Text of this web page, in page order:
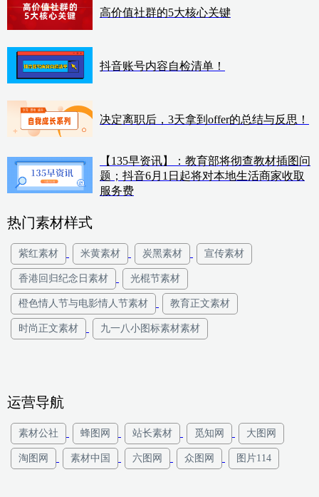
高价值社群的5大核心关键
抖音账号内容自检清单！
决定离职后，3天拿到offer的总结与反思！
【135早资讯】：教育部将彻查教材插图问
题；抖音6月1日起将对本地生活商家收取
服务费
热门素材样式
紫红素材 米黄素材 炭黑素材 宣传素材
香港回归纪念日素材 光棍节素材
橙色情人节与电影情人节素材 教育正文素材
时尚正文素材 九一八小图标素材素材
运营导航
素材公社 蜂图网 站长素材 觅知网 大图网
淘图网 素材中国 六图网 众图网 图片114